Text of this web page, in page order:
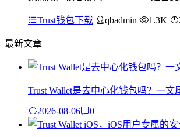
Trust钱包下载 qbadmin 1.3K
最新文章
Trust Wallet是去中心化钱包吗？一文
2026-08-06 0